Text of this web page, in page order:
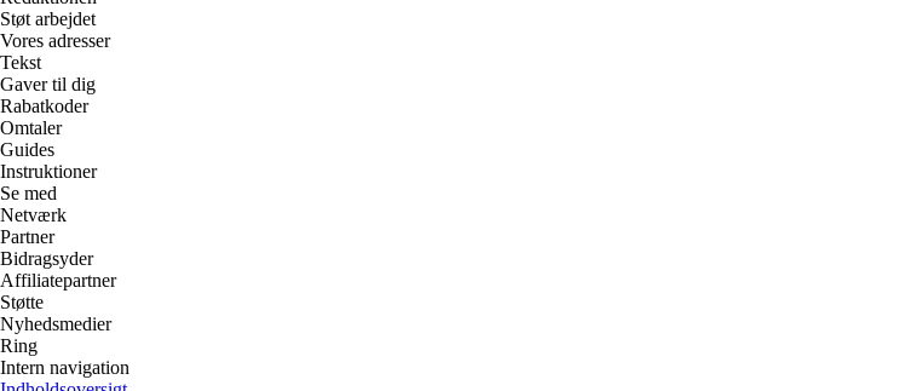
Støt arbejdet
Vores adresser
Tekst
Gaver til dig
Rabatkoder
Omtaler
Guides
Instruktioner
Se med
Netværk
Partner
Bidragsyder
Affiliatepartner
Støtte
Nyhedsmedier
Ring
Intern navigation